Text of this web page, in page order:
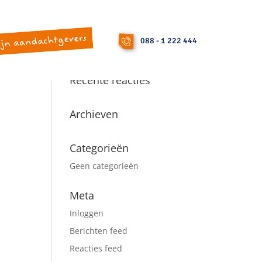
088 - 1 222 444
Recente reacties
Archieven
Categorieën
Geen categorieën
Meta
Inloggen
Berichten feed
Reacties feed